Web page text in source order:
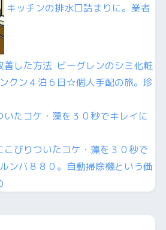
キッチンの排水口詰まりに。業者
善した方法 ビーグレンのシミ化粧
クン４泊６日☆個人手配の旅。珍
びりついたコケ・藻を３０秒で
ルンバ８８０。自動掃除機という価